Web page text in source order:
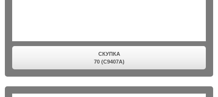
СКУПКА
70 (C9407A)